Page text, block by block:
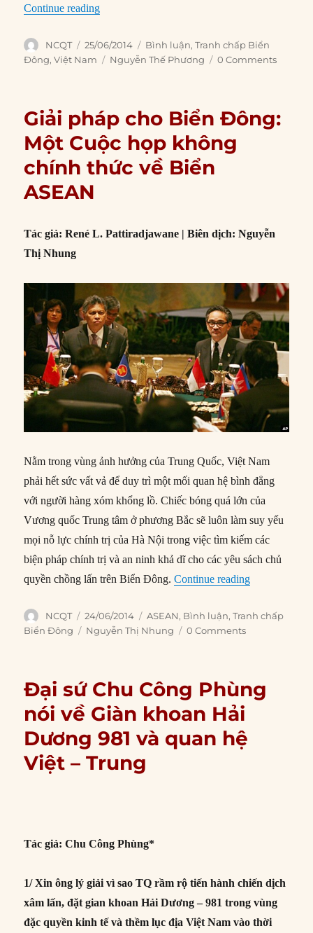
Continue reading“Việt Nam cần thay đổi cách tiếp cận trong bảo
Author
NCQT
Posted
on
25/06/2014 Categories
Bình luận,Tranh chấp Biển
Đông,Việt Nam Tags
Nguyễn Thế Phương 0 Comments
Giải pháp cho Biển Đông:
Một Cuộc họp không
chính thức về Biển
ASEAN
Tác giả: René L. Pattiradjawane | Biên dịch: Nguyễn
Thị Nhung
Nằm trong vùng ảnh hưởng của Trung Quốc, Việt Nam
phải hết sức vất vả để duy trì một mối quan hệ bình đẳng
với người hàng xóm khổng lồ. Chiếc bóng quá lớn của
Vương quốc Trung tâm ở phương Bắc sẽ luôn làm suy yếu
mọi nỗ lực chính trị của Hà Nội trong việc tìm kiếm các
biện pháp chính trị và an ninh khả dĩ cho các yêu sách chủ
quyền chồng lấn trên Biển Đông.Continue reading“Giải pháp
Author
NCQT
Posted
on
24/06/2014 Categories
ASEAN, Bình luận,Tranh chấp
Biển Đông
Tags
Nguyễn Thị Nhung 0 Comments
Đại sứ Chu Công Phùng
nói về Giàn khoan Hải
Dương 981 và quan hệ
Việt – Trung
Tác giả: Chu Công Phùng*
1/ Xin ông lý giải vì sao TQ rầm rộ tiến hành chiến dịch
xâm lấn, đặt gian khoan Hải Dương – 981 trong vùng
đặc quyền kinh tế và thềm lục địa Việt Nam vào thời